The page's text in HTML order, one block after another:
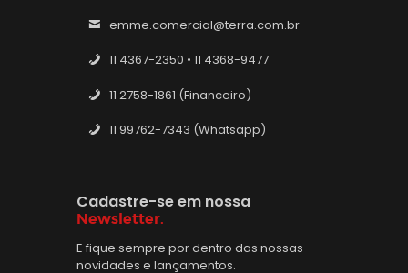
emme.comercial@terra.com.br
11 4367-2350 • 11 4368-9477
11 2758-1861 (Financeiro)
11 99762-7343 (Whatsapp)
Cadastre-se em nossa
Newsletter.
E fique sempre por dentro das nossas
novidades e lançamentos.